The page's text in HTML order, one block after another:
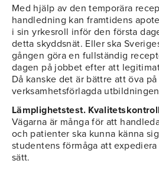
Med hjälp av den temporära
handledning kan framtidens
i sin yrkesroll inför den första
detta skyddsnät. Eller ska
gången göra en fullständig
dagen på jobbet efter att
Då kanske det är bättre att öva
verksamhetsförlagda
Lämplighetstest.
Vägarna är många för att
och patienter ska kunna känna
studentens förmåga att
sätt.